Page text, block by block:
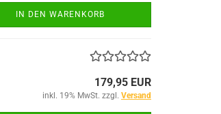
TACTICAL BLACK OPS
TACTICAL GLOVES SERIES
IN DEN WARENKORB
179,95 EUR
inkl. 19% MwSt. zzgl. Versand